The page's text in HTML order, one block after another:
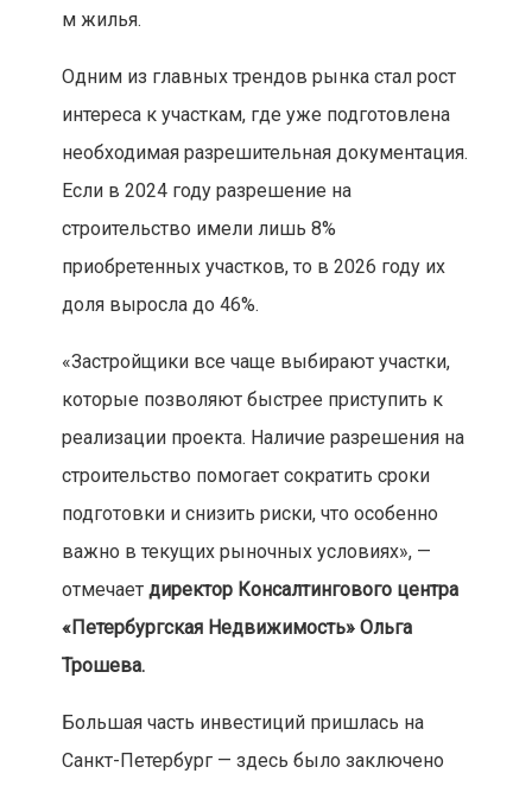
м жилья.
Одним из главных трендов рынка стал рост
интереса к участкам, где уже подготовлена
необходимая разрешительная документация.
Если в 2024 году разрешение на
строительство имели лишь 8%
приобретенных участков, то в 2026 году их
доля выросла до 46%.
«Застройщики все чаще выбирают участки,
которые позволяют быстрее приступить к
реализации проекта. Наличие разрешения на
строительство помогает сократить сроки
подготовки и снизить риски, что особенно
важно в текущих рыночных условиях», —
отмечает директор Консалтингового центра
«Петербургская Недвижимость» Ольга
Трошева.
Большая часть инвестиций пришлась на
Санкт-Петербург — здесь было заключено